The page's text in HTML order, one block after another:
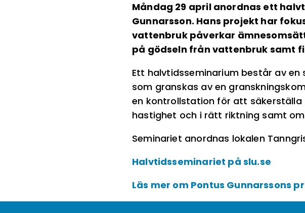
Måndag 29 april anordnas ett
Gunnarsson. Hans projekt har
vattenbruk påverkar
på gödseln från vattenbruk samt
Ett halvtidsseminarium består av
som granskas av en
en kontrollstation för att
hastighet och i rätt riktning samt
Seminariet anordnas lokalen
Halvtidsseminariet på slu.se
Läs mer om Pontus Gunnarssons